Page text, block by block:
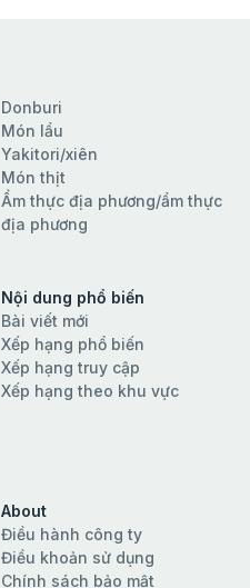
Donburi
Món lẩu
Yakitori/xiên
Món thịt
Ẩm thực địa phương/ẩm thực
địa phương
Nội dung phổ biến
Bài viết mới
Xếp hạng phổ biến
Xếp hạng truy cập
Xếp hạng theo khu vực
About
Điều hành công ty
Điều khoản sử dụng
Chính sách bảo mật